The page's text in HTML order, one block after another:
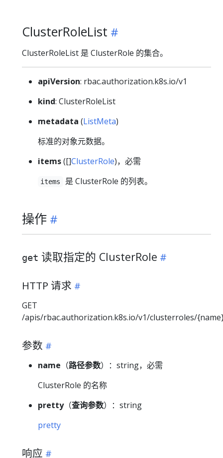
ClusterRoleList
ClusterRoleList 是 ClusterRole 的集合。
apiVersion: rbac.authorization.k8s.io/v1
kind: ClusterRoleList
metadata (ListMeta)
标准的对象元数据。
items([]ClusterRole)，必需
items 是 ClusterRole 的列表。
操作
get 读取指定的 ClusterRole
HTTP 请求
GET
/apis/rbac.authorization.k8s.io/v1/clusterroles/
参数
name （路径参数）：string，必需
ClusterRole 的名称
pretty（查询参数）：string
pretty
响应